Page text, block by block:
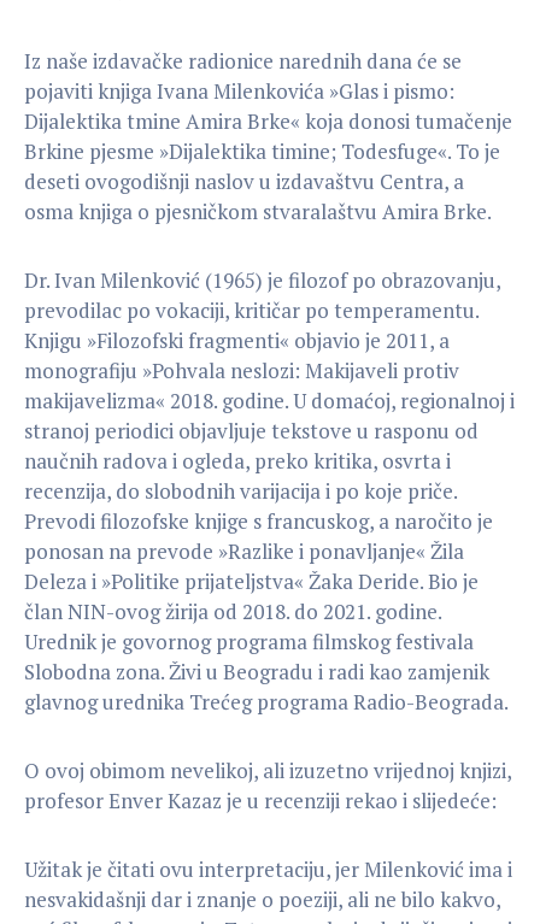
Iz naše izdavačke radionice narednih dana će se
pojaviti knjiga Ivana Milenkovića »Glas i pismo:
Dijalektika tmine Amira Brke« koja donosi tumačenje
Brkine pjesme »Dijalektika timine; Todesfuge«. To je
deseti ovogodišnji naslov u izdavaštvu Centra, a
osma knjiga o pjesničkom stvaralaštvu Amira Brke.
Dr. Ivan Milenković (1965) je filozof po obrazovanju,
prevodilac po vokaciji, kritičar po temperamentu.
Knjigu »Filozofski fragmenti« objavio je 2011, a
monografiju »Pohvala neslozi: Makijaveli protiv
makijavelizma« 2018. godine. U domaćoj, regionalnoj i
stranoj periodici objavljuje tekstove u rasponu od
naučnih radova i ogleda, preko kritika, osvrta i
recenzija, do slobodnih varijacija i po koje priče.
Prevodi filozofske knjige s francuskog, a naročito je
ponosan na prevode »Razlike i ponavljanje« Žila
Deleza i »Politike prijateljstva« Žaka Deride. Bio je
član NIN-ovog žirija od 2018. do 2021. godine.
Urednik je govornog programa filmskog festivala
Slobodna zona. Živi u Beogradu i radi kao zamjenik
glavnog urednika Trećeg programa Radio-Beograda.
O ovoj obimom nevelikoj, ali izuzetno vrijednoj knjizi,
profesor Enver Kazaz je u recenziji rekao i slijedeće:
Užitak je čitati ovu interpretaciju, jer Milenković ima i
nesvakidašnji dar i znanje o poeziji, ali ne bilo kakvo,